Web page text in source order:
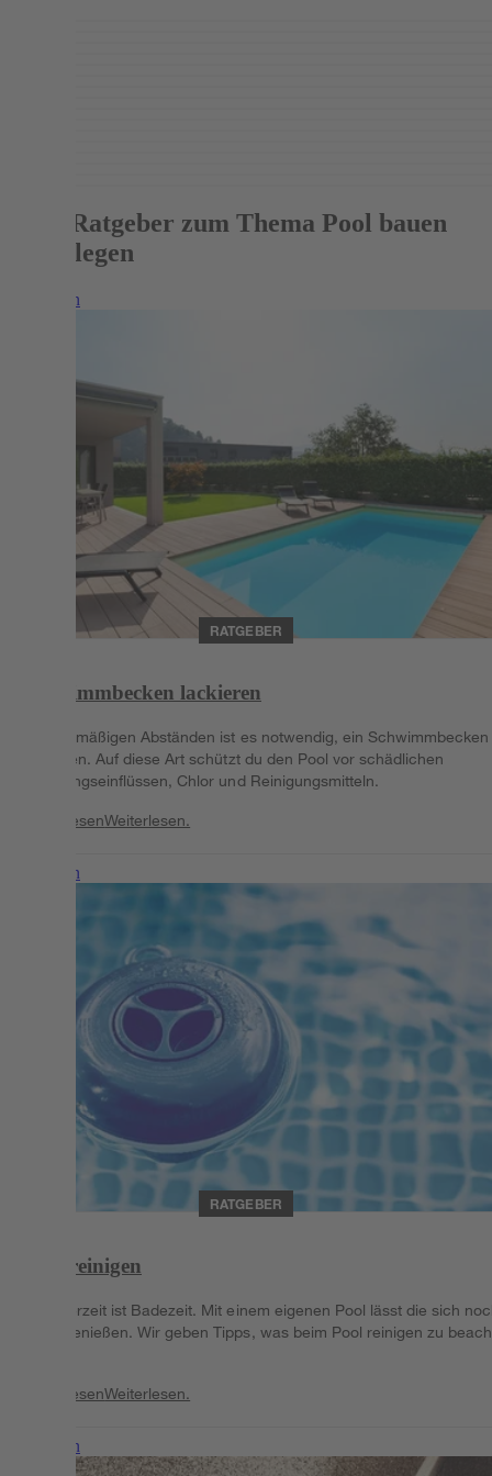
Mehr Ratgeber zum Thema Pool bauen
und Pflegen
Weiterlesen
RATGEBER
Schwimmbecken lackieren
In regelmäßigen Abständen ist es notwendig, ein
lackieren. Auf diese Art schützt du den Pool vor schädlichen
Witterungseinflüssen, Chlor und Reinigungsmitteln.
WeiterlesenWeiterlesen.
Weiterlesen
RATGEBER
Pool reinigen
Sommerzeit ist Badezeit. Mit einem eigenen Pool lässt die sich
mehr genießen. Wir geben Tipps, was beim Pool reinigen zu
WeiterlesenWeiterlesen.
Weiterlesen